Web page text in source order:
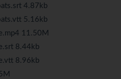
4.87kb
5.16kb
11.50M
8.44kb
8.96kb